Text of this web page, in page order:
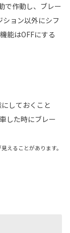
で作動し、ブレー
ョン以外にシフ
能はOFFにする
しておくこと
した時にブレー
えることがあります。